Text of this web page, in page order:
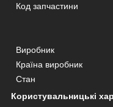
Код запчастини
Виробник
Країна виробник
Стан
Користувальницькі